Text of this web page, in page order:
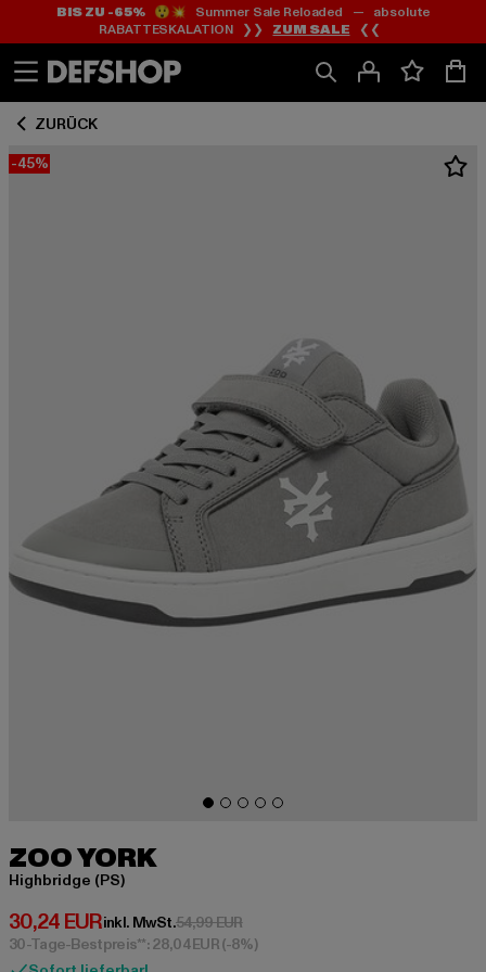
Zum
Inhalt
springen
Zum
Fußzeile
springen
BIS ZU -65%😲💥 Summer Sale Reloaded — absolute
RABATTESKALATION ❯❯ ZUM SALE ❮❮
ZURÜCK
-45%
ZOO YORK
Highbridge (PS)
30,24 EUR
Derzeitiger Preis: 30,24 EUR
inkl. MwSt.54,99 EURAktionspreis: 54,99 EUR
30-Tage-Bestpreis**: 28,04 EUR(-8%)